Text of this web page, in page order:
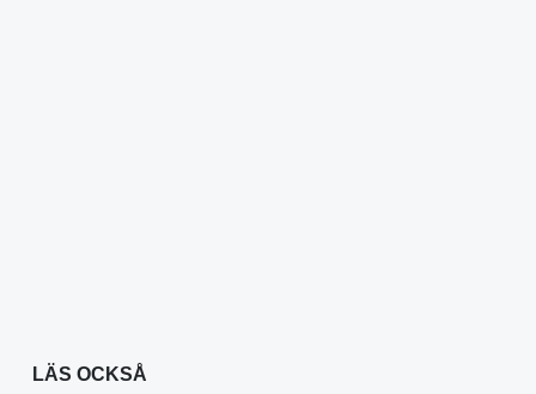
LÄS OCKSÅ